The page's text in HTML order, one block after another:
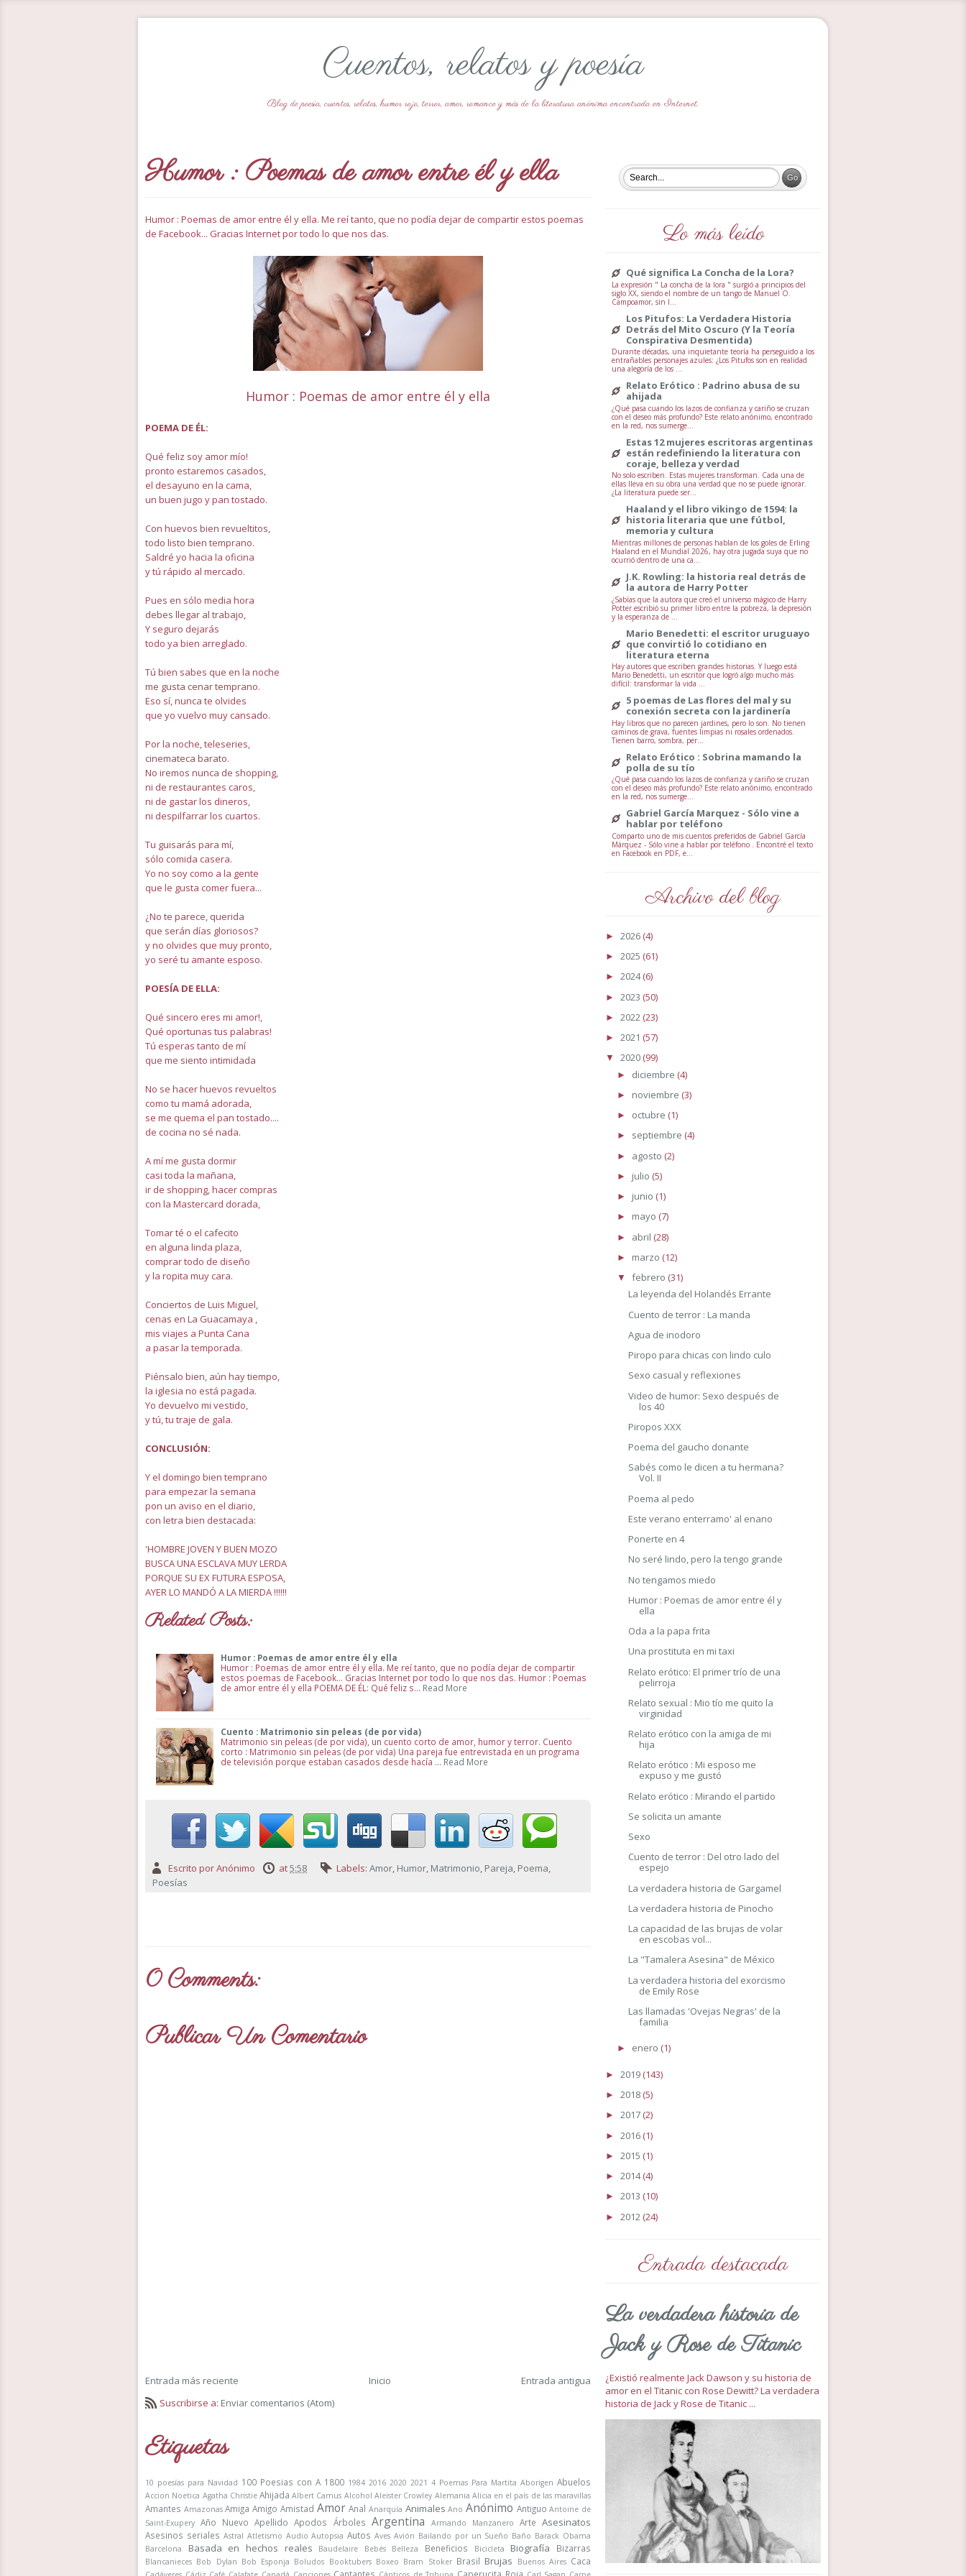
Cuentos, relatos y poesía
Blog de poesía, cuentos, relatos, humor rojo, terror, amor, romance y más de la literatura anónima encontrada en Internet.
Humor : Poemas de amor entre él y ella
Humor : Poemas de amor entre él y ella. Me reí tanto, que no podía dejar de compartir estos poemas
de Facebook... Gracias Internet por todo lo que nos das.
Humor : Poemas de amor entre él y ella
POEMA DE ÉL:
Qué feliz soy amor mío!
pronto estaremos casados,
el desayuno en la cama,
un buen jugo y pan tostado.
Con huevos bien revueltitos,
todo listo bien temprano.
Saldré yo hacia la oficina
y tú rápido al mercado.
Pues en sólo media hora
debes llegar al trabajo,
Y seguro dejarás
todo ya bien arreglado.
Tú bien sabes que en la noche
me gusta cenar temprano.
Eso sí, nunca te olvides
que yo vuelvo muy cansado.
Por la noche, teleseries,
cinemateca barato.
No iremos nunca de shopping,
ni de restaurantes caros,
ni de gastar los dineros,
ni despilfarrar los cuartos.
Tu guisarás para mí,
sólo comida casera.
Yo no soy como a la gente
que le gusta comer fuera...
¿No te parece, querida
que serán días gloriosos?
y no olvides que muy pronto,
yo seré tu amante esposo.
POESÍA DE ELLA:
Qué sincero eres mi amor!,
Qué oportunas tus palabras!
Tú esperas tanto de mí
que me siento intimidada
No se hacer huevos revueltos
como tu mamá adorada,
se me quema el pan tostado....
de cocina no sé nada.
A mí me gusta dormir
casi toda la mañana,
ir de shopping, hacer compras
con la Mastercard dorada,
Tomar té o el cafecito
en alguna linda plaza,
comprar todo de diseño
y la ropita muy cara.
Conciertos de Luis Miguel,
cenas en La Guacamaya ,
mis viajes a Punta Cana
a pasar la temporada.
Piénsalo bien, aún hay tiempo,
la iglesia no está pagada.
Yo devuelvo mi vestido,
y tú, tu traje de gala.
CONCLUSIÓN:
Y el domingo bien temprano
para empezar la semana
pon un aviso en el diario,
con letra bien destacada:
'HOMBRE JOVEN Y BUEN MOZO
BUSCA UNA ESCLAVA MUY LERDA
PORQUE SU EX FUTURA ESPOSA,
AYER LO MANDÓ A LA MIERDA !!!!!!
Related Posts:
Humor : Poemas de amor entre él y ella
Humor : Poemas de amor entre él y ella. Me reí tanto, que no podía dejar de compartir
estos poemas de Facebook... Gracias Internet por todo lo que nos das. Humor : Poemas
de amor entre él y ella POEMA DE ÉL: Qué feliz s… Read More
Cuento : Matrimonio sin peleas (de por vida)
Matrimonio sin peleas (de por vida), un cuento corto de amor, humor y terror. Cuento
corto : Matrimonio sin peleas (de por vida) Una pareja fue entrevistada en un programa
de televisión porque estaban casados desde hacía … Read More
Escrito porAnónimo at5:58 Labels: Amor, Humor, Matrimonio, Pareja, Poema,
Poesías
0 Comments:
Publicar Un Comentario
Entrada más reciente Entrada antigua
Inicio
Suscribirse a: Enviar comentarios (Atom)
Etiquetas
10 poesías para Navidad 100 Poesias con A 1800 1984 2016 2020 2021 4 Poemas Para Martita Aborigen Abuelos
Accion Noetica Agatha Christie Ahijada Albert Camus Alcohol Aleister Crowley Alemania Alicia en el país de las maravillas
Amantes Amazonas Amiga Amigo Amistad Amor Anal Anarquía Animales Ano Anónimo Antiguo Antoine de
Saint-Exupery Año Nuevo Apellido Apodos Árboles Argentina Armando Manzanero Arte Asesinatos
Asesinos seriales Astral Atletismo Audio Autopsia Autos Aves Avión Bailando por un Sueño Baño Barack Obama
Barcelona
Basada en hechos reales Baudelaire Bebés Belleza Beneficios Bicicleta Biografía Bizarras
Blancanieces Bob Dylan Bob Esponja Boludos Booktubers Boxeo Bram Stoker Brasil Brujas Buenos Aires Caca
Lo más leído
Qué significa La Concha de la Lora?
La expresión " La concha de la lora " surgió a principios del
siglo XX, siendo el nombre de un tango de Manuel O.
Campoamor, sin l...
Los Pitufos: La Verdadera Historia
Detrás del Mito Oscuro (Y la Teoría
Conspirativa Desmentida)
Durante décadas, una inquietante teoría ha perseguido a los
entrañables personajes azules: ¿Los Pitufos son en realidad
una alegoría de los ...
Relato Erótico : Padrino abusa de su
ahijada
¿Qué pasa cuando los lazos de confianza y cariño se cruzan
con el deseo más profundo? Este relato anónimo, encontrado
en la red, nos sumerge...
Estas 12 mujeres escritoras argentinas
están redefiniendo la literatura con
coraje, belleza y verdad
No solo escriben. Estas mujeres transforman. Cada una de
ellas lleva en su obra una verdad que no se puede ignorar.
¿La literatura puede ser...
Haaland y el libro vikingo de 1594: la
historia literaria que une fútbol,
memoria y cultura
Mientras millones de personas hablan de los goles de Erling
Haaland en el Mundial 2026, hay otra jugada suya que no
ocurrió dentro de una ca...
J.K. Rowling: la historia real detrás de
la autora de Harry Potter
¿Sabías que la autora que creó el universo mágico de Harry
Potter escribió su primer libro entre la pobreza, la depresión
y la esperanza de ...
Mario Benedetti: el escritor uruguayo
que convirtió lo cotidiano en
literatura eterna
Hay autores que escriben grandes historias. Y luego está
Mario Benedetti, un escritor que logró algo mucho más
difícil: transformar la vida ...
5 poemas de Las flores del mal y su
conexión secreta con la jardinería
Hay libros que no parecen jardines, pero lo son. No tienen
caminos de grava, fuentes limpias ni rosales ordenados.
Tienen barro, sombra, per...
Relato Erótico : Sobrina mamando la
polla de su tío
¿Qué pasa cuando los lazos de confianza y cariño se cruzan
con el deseo más profundo? Este relato anónimo, encontrado
en la red, nos sumerge...
Gabriel García Marquez - Sólo vine a
hablar por teléfono
Comparto uno de mis cuentos preferidos de Gabriel García
Márquez - Sólo vine a hablar por teléfono . Encontré el texto
en Facebook en PDF, e...
Archivo del blog
► 2026 (4)
► 2025 (61)
► 2024(6)
► 2023 (50)
► 2022 (23)
► 2021 (57)
▼ 2020 (99)
► diciembre (4)
► noviembre (3)
► octubre (1)
► septiembre (4)
► agosto (2)
► julio (5)
► junio (1)
► mayo (7)
► abril (28)
► marzo (12)
▼ febrero (31)
La leyenda del Holandés Errante
Cuento de terror : La manda
Agua de inodoro
Piropo para chicas con lindo culo
Sexo casual y reflexiones
Video de humor: Sexo después de
los 40
Piropos XXX
Poema del gaucho donante
Sabés como le dicen a tu hermana?
Vol. II
Poema al pedo
Este verano enterramo' al enano
Ponerte en 4
No seré lindo, pero la tengo grande
No tengamos miedo
Humor : Poemas de amor entre él y
ella
Oda a la papa frita
Una prostituta en mi taxi
Relato erótico: El primer trío de una
pelirroja
Relato sexual : Mio tío me quito la
virginidad
Relato erótico con la amiga de mi
hija
Relato erótico : Mi esposo me
expuso y me gustó
Relato erótico : Mirando el partido
Se solicita un amante
Sexo
Cuento de terror : Del otro lado del
espejo
La verdadera historia de Gargamel
La verdadera historia de Pinocho
La capacidad de las brujas de volar
en escobas vol...
La "Tamalera Asesina" de México
La verdadera historia del exorcismo
de Emily Rose
Las llamadas 'Ovejas Negras' de la
familia
► enero (1)
► 2019 (143)
► 2018 (5)
► 2017 (2)
► 2016 (1)
► 2015 (1)
► 2014(4)
► 2013 (10)
► 2012 (24)
Entrada destacada
La verdadera historia de
Jack y Rose de Titanic
¿Existió realmente Jack Dawson y su historia de
amor en el Titanic con Rose Dewitt? La verdadera
historia de Jack y Rose de Titanic ...